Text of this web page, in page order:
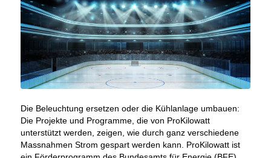
Die Beleuchtung ersetzen oder die Kühlanlage umbauen:
Die Projekte und Programme, die von ProKilowatt
unterstützt werden, zeigen, wie durch ganz verschiedene
Massnahmen Strom gespart werden kann. ProKilowatt ist